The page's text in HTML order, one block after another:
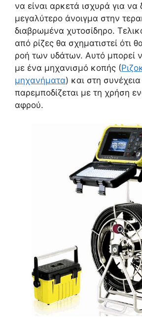
να είναι αρκετά ισχυρά για να
μεγαλύτερο άνοιγμα στην
διαβρωμένα χυτοσίδηρο.
από ρίζες θα σχηματιστεί ότι
ροή των υδάτων. Αυτό μπορεί
με ένα μηχανισμό κοπής (
μηχανήματα) και στη συνέχεια
παρεμποδίζεται με τη χρήση
αφρού.